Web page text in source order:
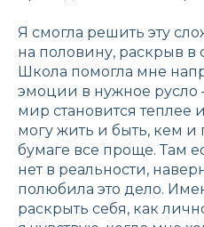
Я смогла решить эту
на половину, раскрыв в
Школа помогла мне
эмоции в нужное русло
мир становится теплее
могу жить и быть, кем и
бумаге все проще. Там
нет в реальности,
полюбила это дело.
раскрыть себя, как